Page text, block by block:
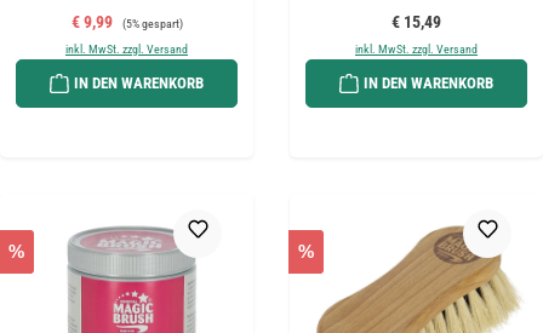
Verkaufspreis:
€ 9,99 Regulärer Preis:
(5% gespart)
inkl. MwSt. zzgl. Versand
IN DEN WARENKORB
Regulärer Preis:
€ 15,49
inkl. MwSt. zzgl. Versand
IN DEN WARENKORB
% %